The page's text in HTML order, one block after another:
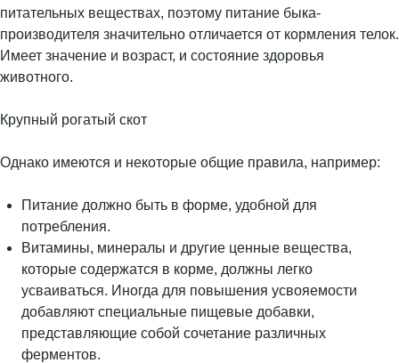
питательных веществах, поэтому питание быка-
производителя значительно отличается от кормления телок.
Имеет значение и возраст, и состояние здоровья
животного.
Крупный рогатый скот
Однако имеются и некоторые общие правила, например:
Питание должно быть в форме, удобной для
потребления.
Витамины, минералы и другие ценные вещества,
которые содержатся в корме, должны легко
усваиваться. Иногда для повышения усвояемости
добавляют специальные пищевые добавки,
представляющие собой сочетание различных
ферментов.